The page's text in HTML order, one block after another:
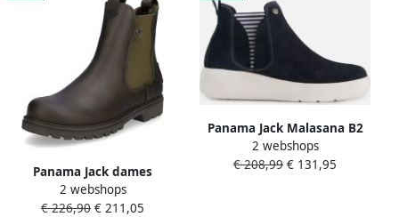
Panama Jack dames
Chelsea-laars khaki
2 webshops
€ 226,90 € 211,05
Panama Jack Malasana B2
Chelsea boots blauw
Nubuck Dames
2 webshops
€ 208,99 € 131,95